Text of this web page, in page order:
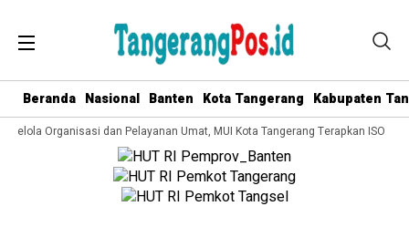
Beranda Nasional Banten Kota Tangerang Kabupaten
Kelola Organisasi dan Pelayanan Umat, MUI Kota Tangerang Terapkan ISO